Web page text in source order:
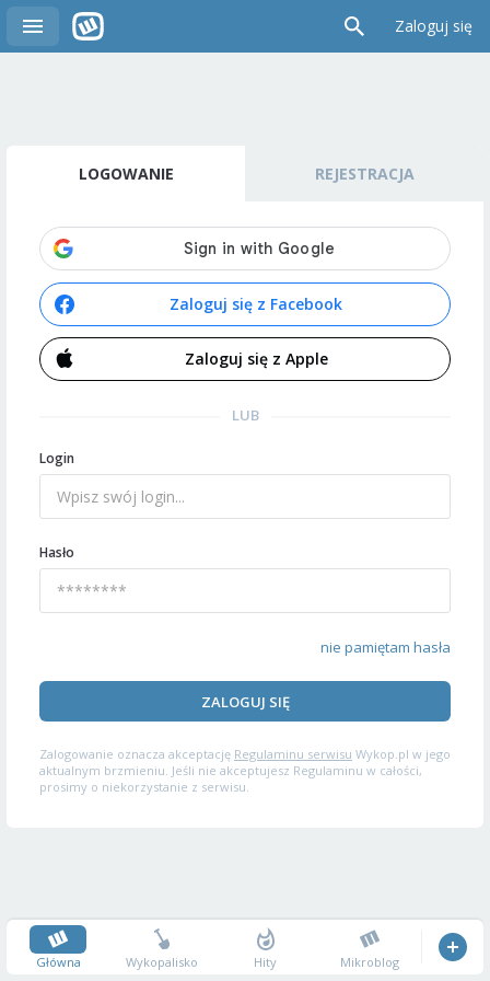
Zaloguj się
LOGOWANIE REJESTRACJA
Zaloguj się z Facebook
Zaloguj się z Apple
LUB
Login
Hasło
nie pamiętam hasła
ZALOGUJ SIĘ
Zalogowanie oznacza akceptację Regulaminu serwisu Wykop.pl w jego
aktualnym brzmieniu. Jeśli nie akceptujesz Regulaminu w całości,
prosimy o niekorzystanie z serwisu.
Główna Wykopalisko Hity Mikroblog